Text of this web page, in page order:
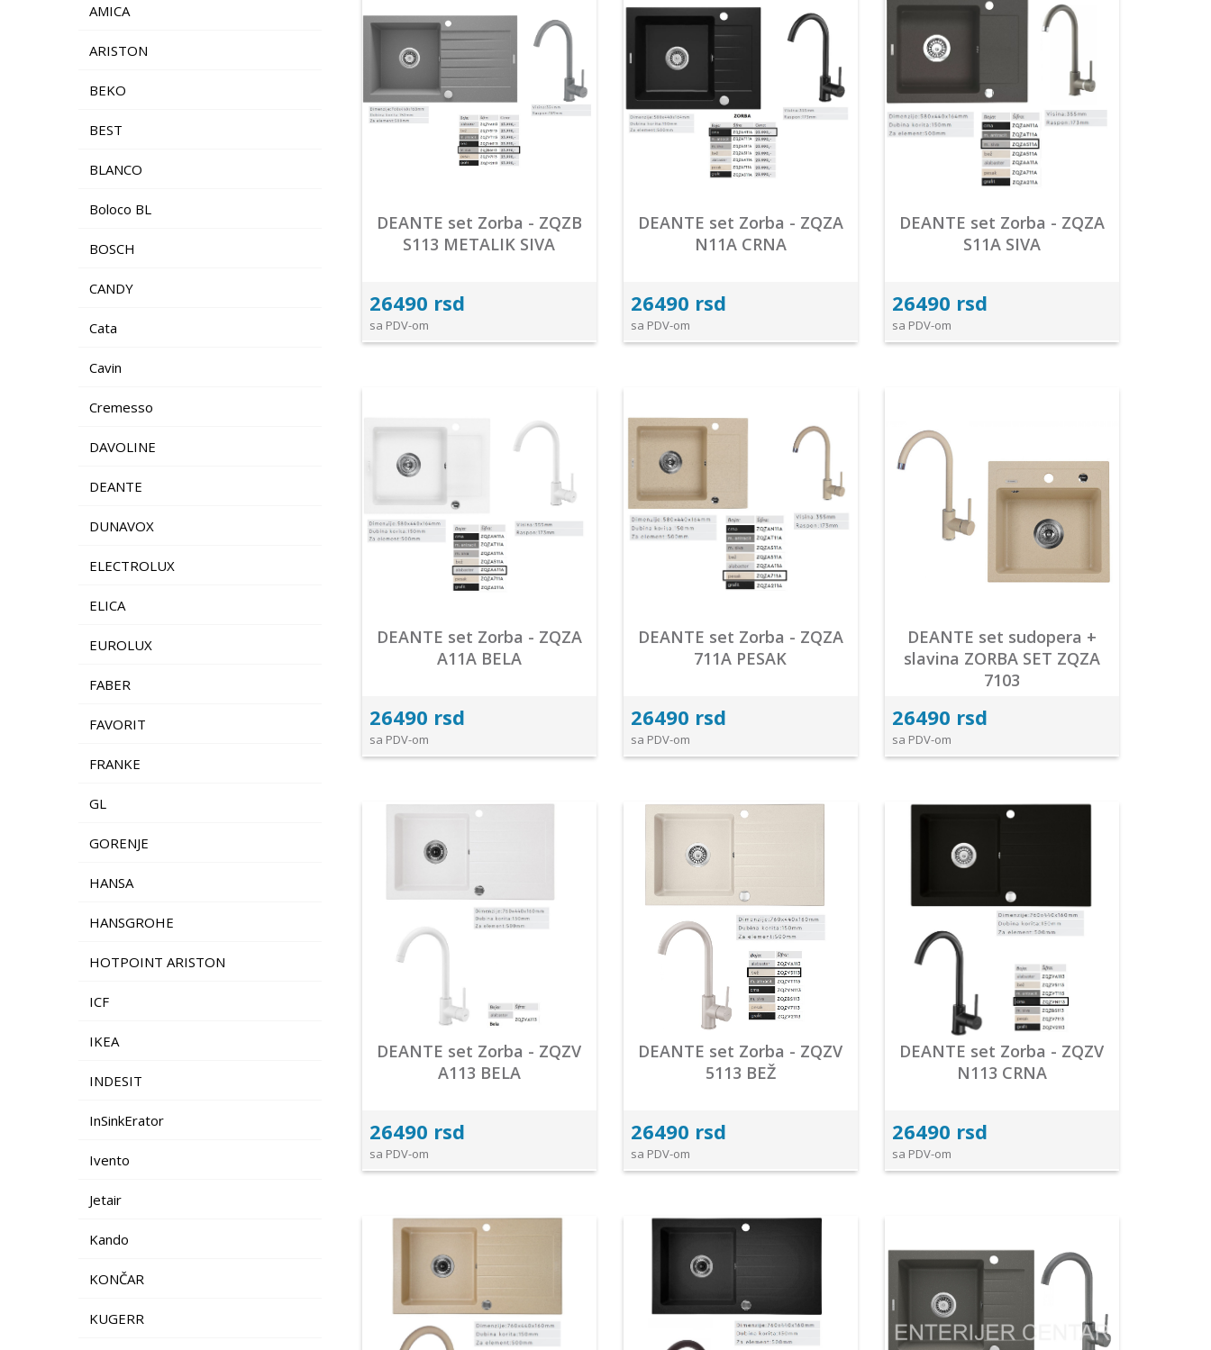
AMICA
ARISTON
BEKO
BEST
BLANCO
Boloco BL
BOSCH
CANDY
Cata
Cavin
Cremesso
DAVOLINE
DEANTE
DUNAVOX
ELECTROLUX
ELICA
EUROLUX
FABER
FAVORIT
FRANKE
GL
GORENJE
HANSA
HANSGROHE
HOTPOINT ARISTON
ICF
IKEA
INDESIT
InSinkErator
Ivento
Jetair
Kando
KONČAR
KUGERR
DEANTE set Zorba - ZQZB
S113 METALIK SIVA
26490 rsd
sa PDV-om
DEANTE set Zorba - ZQZA
N11A CRNA
26490 rsd
sa PDV-om
DEANTE set Zorba - ZQZA
S11A SIVA
26490 rsd
sa PDV-om
DEANTE set Zorba - ZQZA
A11A BELA
26490 rsd
sa PDV-om
DEANTE set Zorba - ZQZA
711A PESAK
26490 rsd
sa PDV-om
DEANTE set sudopera +
slavina ZORBA SET ZQZA
7103
26490 rsd
sa PDV-om
DEANTE set Zorba - ZQZV
A113 BELA
26490 rsd
sa PDV-om
DEANTE set Zorba - ZQZV
5113 BEŽ
26490 rsd
sa PDV-om
DEANTE set Zorba - ZQZV
N113 CRNA
26490 rsd
sa PDV-om